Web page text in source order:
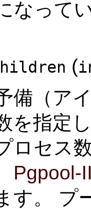
なって
(
備（ア
を指定
ロセス
Pgpool-
す。 プ